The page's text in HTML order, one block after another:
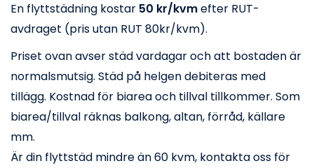
En flyttstädning kostar 50 kr/kvmefter RUT-
avdraget (pris utan RUT 80kr/kvm).
Priset ovan avser städ vardagar och att bostaden är
normalsmutsig. Städ på helgen debiteras med
tillägg. Kostnad för biarea och tillval tillkommer. Som
biarea/tillval räknas balkong, altan, förråd, källare
mm.
Är din flyttstäd mindre än 60 kvm, kontakta oss för